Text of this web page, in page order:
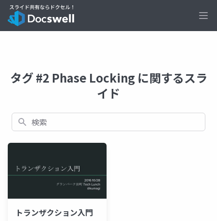
タグ #2 Phase Locking に関するスラ
イド
検索
トランザクション入門